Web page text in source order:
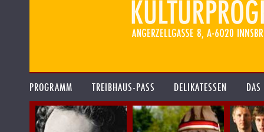
PROGRAMM TREIBHAUS-PASS DELIKATESSEN